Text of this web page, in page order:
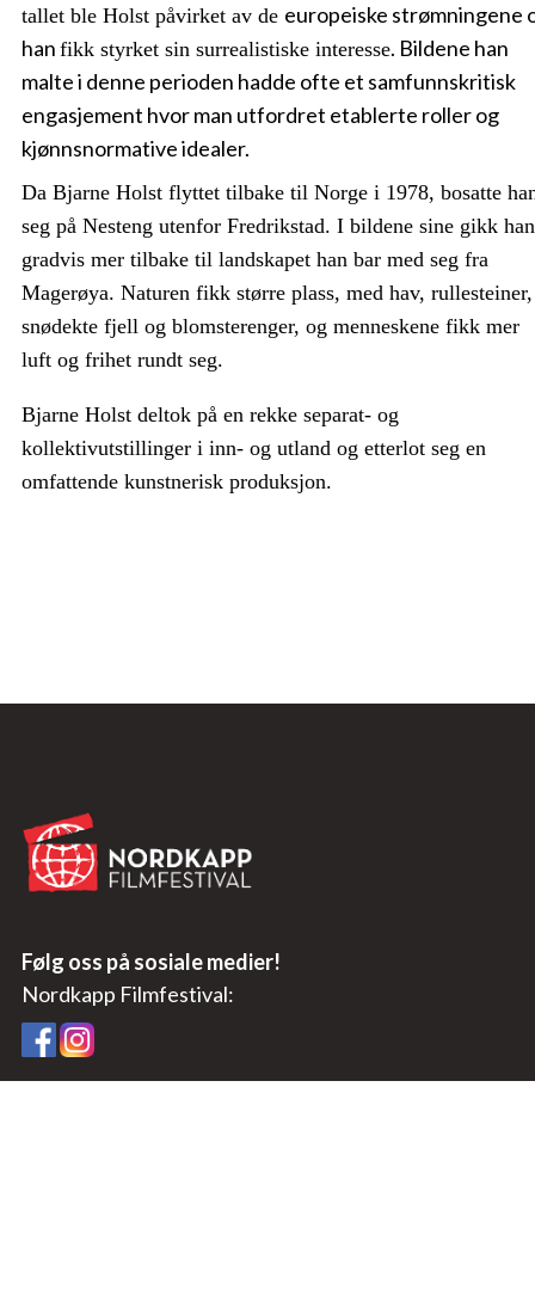
tallet ble Holst påvirket av de europeiske strømningene
han fikk styrket sin surrealistiske interesse. Bildene han
malte i denne perioden hadde ofte et samfunnskritisk
engasjement hvor man utfordret etablerte roller og
kjønnsnormative idealer.
Da Bjarne Holst flyttet tilbake til Norge i 1978, bosatte
seg på Nesteng utenfor Fredrikstad. I bildene sine gikk han
gradvis mer tilbake til landskapet han bar med seg fra
Magerøya. Naturen fikk større plass, med hav, rullesteiner,
snødekte fjell og blomsterenger, og menneskene fikk mer
luft og frihet rundt seg.
Bjarne Holst deltok på en rekke separat- og
kollektivutstillinger i inn- og utland og etterlot seg en
omfattende kunstnerisk produksjon.
Følg oss på sosiale medier!
Nordkapp Filmfestival: